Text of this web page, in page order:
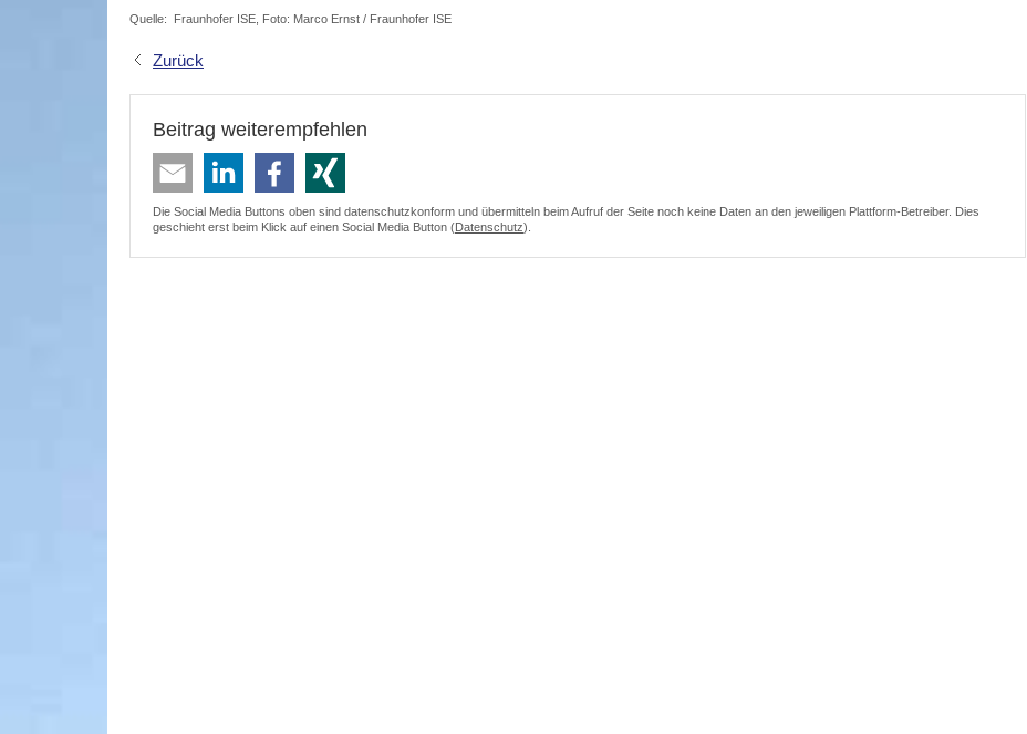
Quelle: Fraunhofer ISE, Foto: Marco Ernst / Fraunhofer ISE
Zurück
Beitrag weiterempfehlen
Die Social Media Buttons oben sind datenschutzkonform und übermitteln beim Aufruf der Seite noch keine Daten an den jeweiligen Plattform-Betreiber. Dies
geschieht erst beim Klick auf einen Social Media Button (Datenschutz).